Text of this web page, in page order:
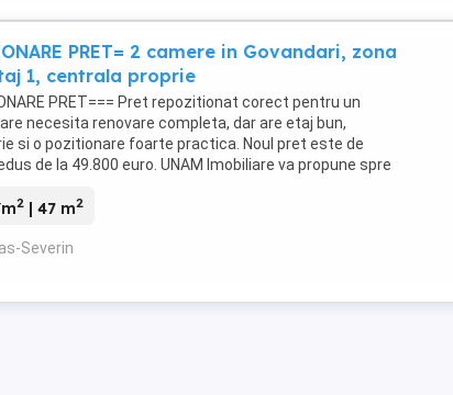
PRET= 2 camere in Govandari, zona
1, centrala proprie
PRET=== Pret repozitionat corect pentru un
necesita renovare completa, dar are etaj bun,
si o pozitionare foarte practica. Noul pret este de
de la 49.800 euro. UNAM Imobiliare va propune spre
2 | 47 m2
Severin